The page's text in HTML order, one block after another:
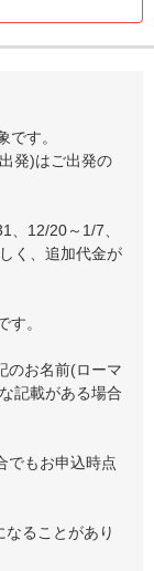
す。
発)はご出発の
12/20～1/7、
く、追加代金が
。
のお名前(ローマ
記載がある場合
でもお申込時点
ることがあり